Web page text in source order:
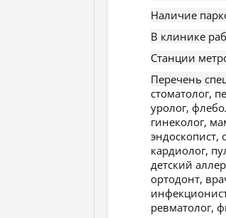
Наличие
В клинике
Станции
Перечень
стоматолог,
уролог,
гинеколог,
эндоскопист,
кардиолог,
детский
ортодонт,
ревматолог,